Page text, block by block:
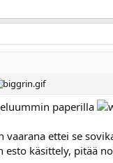
paperilla
vaarana ettei se
käsittely, pitää